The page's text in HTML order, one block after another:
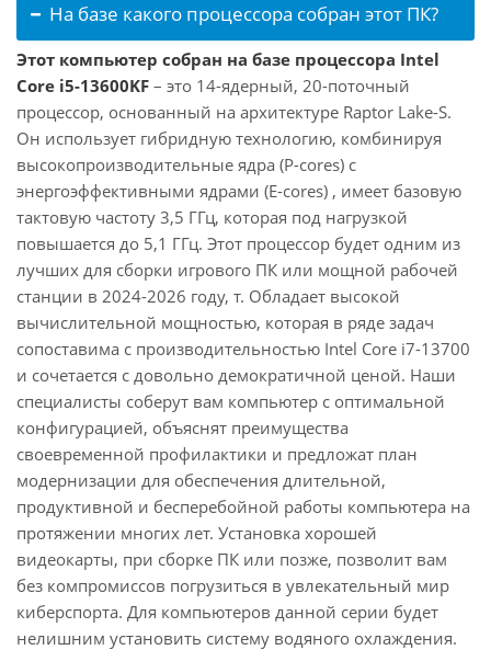
На базе какого процессора собран этот ПК?
Этот компьютер собран на базе процессора Intel
Core i5-13600KF – это 14-ядерный, 20-поточный
процессор, основанный на архитектуре Raptor Lake-S.
Он использует гибридную технологию, комбинируя
высокопроизводительные ядра (P-cores) с
энергоэффективными ядрами (E-cores) , имеет базовую
тактовую частоту 3,5 ГГц, которая под нагрузкой
повышается до 5,1 ГГц. Этот процессор будет одним из
лучших для сборки игрового ПК или мощной рабочей
станции в 2024-2026 году, т. Обладает высокой
вычислительной мощностью, которая в ряде задач
сопоставима с производительностью Intel Core i7-13700
и сочетается с довольно демократичной ценой. Наши
специалисты соберут вам компьютер с оптимальной
конфигурацией, объяснят преимущества
своевременной профилактики и предложат план
модернизации для обеспечения длительной,
продуктивной и бесперебойной работы компьютера на
протяжении многих лет. Установка хорошей
видеокарты, при сборке ПК или позже, позволит вам
без компромиссов погрузиться в увлекательный мир
киберспорта. Для компьютеров данной серии будет
нелишним установить систему водяного охлаждения.